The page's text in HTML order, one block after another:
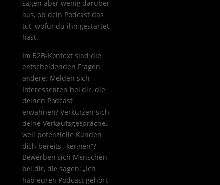
sagen aber wenig darüber
aus, ob dein Podcast das
tut, wofür du ihn gestartet
hast.
Im B2B-Kontext sind die
entscheidenden Fragen
andere: Melden sich
Interessenten bei dir, die
deinen Podcast
erwähnen? Verkürzen sich
deine Verkaufsgespräche,
weil potenzielle Kunden
dich bereits „kennen“?
Bewerben sich Menschen
bei dir, die sagen: „Ich
hab euren Podcast gehört